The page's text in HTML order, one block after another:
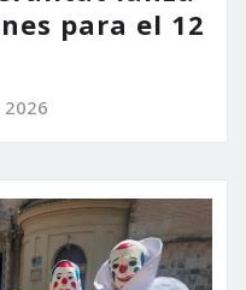
para el 12
2026